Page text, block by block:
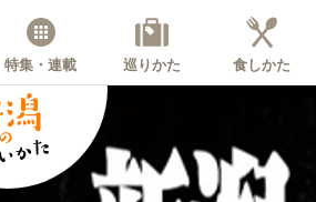
特集・連載 巡りかた 食しかた